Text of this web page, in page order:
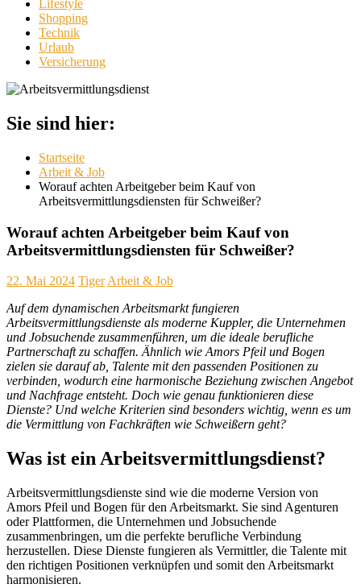
Lifestyle
Shopping
Technik
Urlaub
Versicherung
Sie sind hier:
Startseite
Arbeit & Job
Worauf achten Arbeitgeber beim Kauf von
Arbeitsvermittlungsdiensten für Schweißer?
Worauf achten Arbeitgeber beim Kauf von
Arbeitsvermittlungsdiensten für Schweißer?
22. Mai 2024 Tiger Arbeit & Job
Auf dem dynamischen Arbeitsmarkt fungieren
Arbeitsvermittlungsdienste als moderne Kuppler, die Unternehmen
und Jobsuchende zusammenführen, um die ideale berufliche
Partnerschaft zu schaffen. Ähnlich wie Amors Pfeil und Bogen
zielen sie darauf ab, Talente mit den passenden Positionen zu
verbinden, wodurch eine harmonische Beziehung zwischen Angebot
und Nachfrage entsteht. Doch wie genau funktionieren diese
Dienste? Und welche Kriterien sind besonders wichtig, wenn es um
die Vermittlung von Fachkräften wie Schweißern geht?
Was ist ein Arbeitsvermittlungsdienst?
Arbeitsvermittlungsdienste sind wie die moderne Version von
Amors Pfeil und Bogen für den Arbeitsmarkt. Sie sind Agenturen
oder Plattformen, die Unternehmen und Jobsuchende
zusammenbringen, um die perfekte berufliche Verbindung
herzustellen. Diese Dienste fungieren als Vermittler, die Talente mit
den richtigen Positionen verknüpfen und somit den Arbeitsmarkt
harmonisieren.